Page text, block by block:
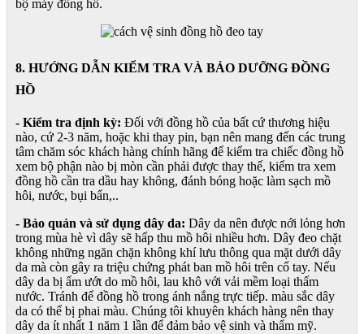
bộ máy đồng hồ.
8. HƯỚNG DẪN KIỂM TRA VÀ BẢO DƯỠNG ĐỒNG
HỒ
- Kiểm tra định kỳ: Đối với đồng hồ của bất cứ thương hiệu
nào, cứ 2-3 năm, hoặc khi thay pin, bạn nên mang đến các trung
tâm chăm sóc khách hàng chính hãng để kiểm tra chiếc đồng hồ
xem bộ phận nào bị mòn cần phải được thay thế, kiểm tra xem
đồng hồ cần tra dầu hay không, đánh bóng hoặc làm sạch mồ
hôi, nước, bụi bẩn,..
- Bảo quản và sử dụng dây da: Dây da nên được nới lỏng hơn
trong mùa hè vì dây sẽ hấp thu mồ hôi nhiều hơn. Dây đeo chặt
không những ngăn chặn không khí lưu thông qua mặt dưới dây
da mà còn gây ra triệu chứng phát ban mồ hôi trên cổ tay. Nếu
dây da bị ẩm ướt do mồ hôi, lau khô với vải mềm loại thấm
nước. Tránh để đồng hồ trong ánh nắng trực tiếp. màu sắc dây
da có thể bị phai màu. Chúng tôi khuyên khách hàng nên thay
dây da ít nhất 1 năm 1 lần để đảm bảo vệ sinh và thẩm mỹ.